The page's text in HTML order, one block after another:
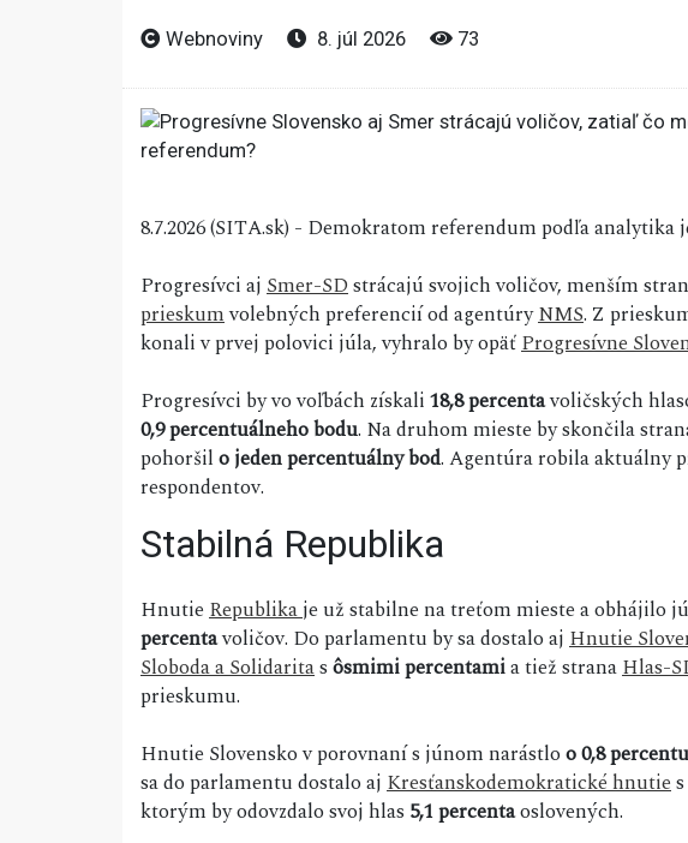
Webnoviny 8. júl 2026 73
8.7.2026 (SITA.sk) - Demokratom referendum podľa analytika
Progresívci ajSmer-SDstrácajú svojich voličov, menším
prieskumvolebných preferencií od agentúryNMS. Z
konali v prvej polovici júla, vyhralo by opäťProgresívne
Progresívci by vo voľbách získali18,8 percentavoličských
0,9 percentuálneho bodu. Na druhom mieste by skončila
pohoršilo jeden percentuálny bod. Agentúra robila aktuálny
respondentov.
Stabilná Republika
HnutieRepublikaje už stabilne na treťom mieste a obhájilo
percentavoličov. Do parlamentu by sa dostalo ajHnutie
Sloboda a Solidaritasôsmimi percentamia tiež stranaHlas-
prieskumu.
Hnutie Slovensko v porovnaní s júnom narástloo 0,8
sa do parlamentu dostalo ajKresťanskodemokratické hnutie
ktorým by odovzdalo svoj hlas 5,1 percentaoslovených.